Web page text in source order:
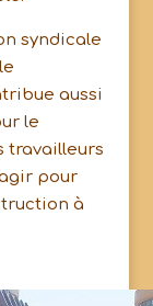
syndicale
aussi
le
travailleurs
pour
à